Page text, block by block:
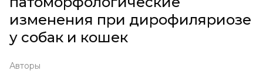
изменения при дирофиляриозе
у собак и кошек
Авторы